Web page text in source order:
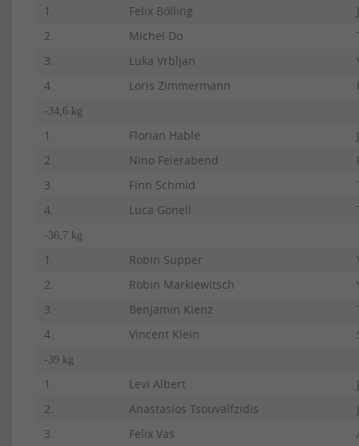
1. Felix Bölling
2.
Michel Do
3.
Luka Vrbljan
4.
Loris Zimmermann
-34,6 kg
1. Florian Hable
2.
Nino Feierabend
3.
Finn Schmid
4.
Luca Gonell
-36,7 kg
1. Robin Supper
2.
Robin Markiewitsch
3.
Benjamin Kienz
4.
Vincent Klein
-39 kg
1. Levi Albert
2.
Anastasios Tsouvalfzidis
3.
Felix Vas